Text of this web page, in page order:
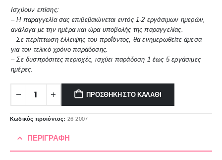
Ισχύουν επίσης:
– Η παραγγελία σας επιβεβαιώνεται εντός 1-2 εργάσιμων ημερών,
ανάλογα με την ημέρα και ώρα υποβολής της παραγγελίας.
– Σε περίπτωση έλλειψης του προΐόντος, θα ενημερωθείτε άμεσα
για τον τελικό χρόνο παράδοσης.
– Σε δυσπρόσιτες περιοχές, ισχύει παράδοση 1 έως 5 εργάσιμες
ημέρες.
ΠΡΟΣΘΉΚΗ ΣΤΟ ΚΑΛΆΘΙ
Κωδικός προϊόντος: 26-2007
ΠΕΡΙΓΡΑΦΉ